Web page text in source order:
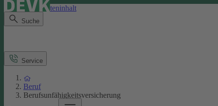
Direkt zum Seiteninhalt
Suche
Service
Beruf
Berufsunfähigkeitsversicherung